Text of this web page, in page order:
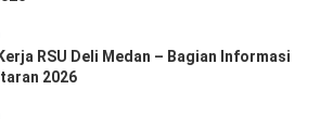
RSU Deli Medan – Bagian Informasi
2026